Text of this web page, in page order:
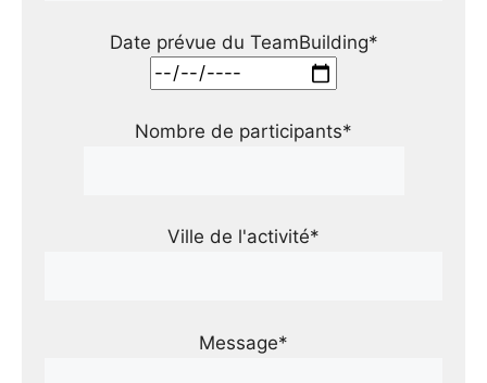
Date prévue du TeamBuilding*
Nombre de participants*
Ville de l'activité*
Message*